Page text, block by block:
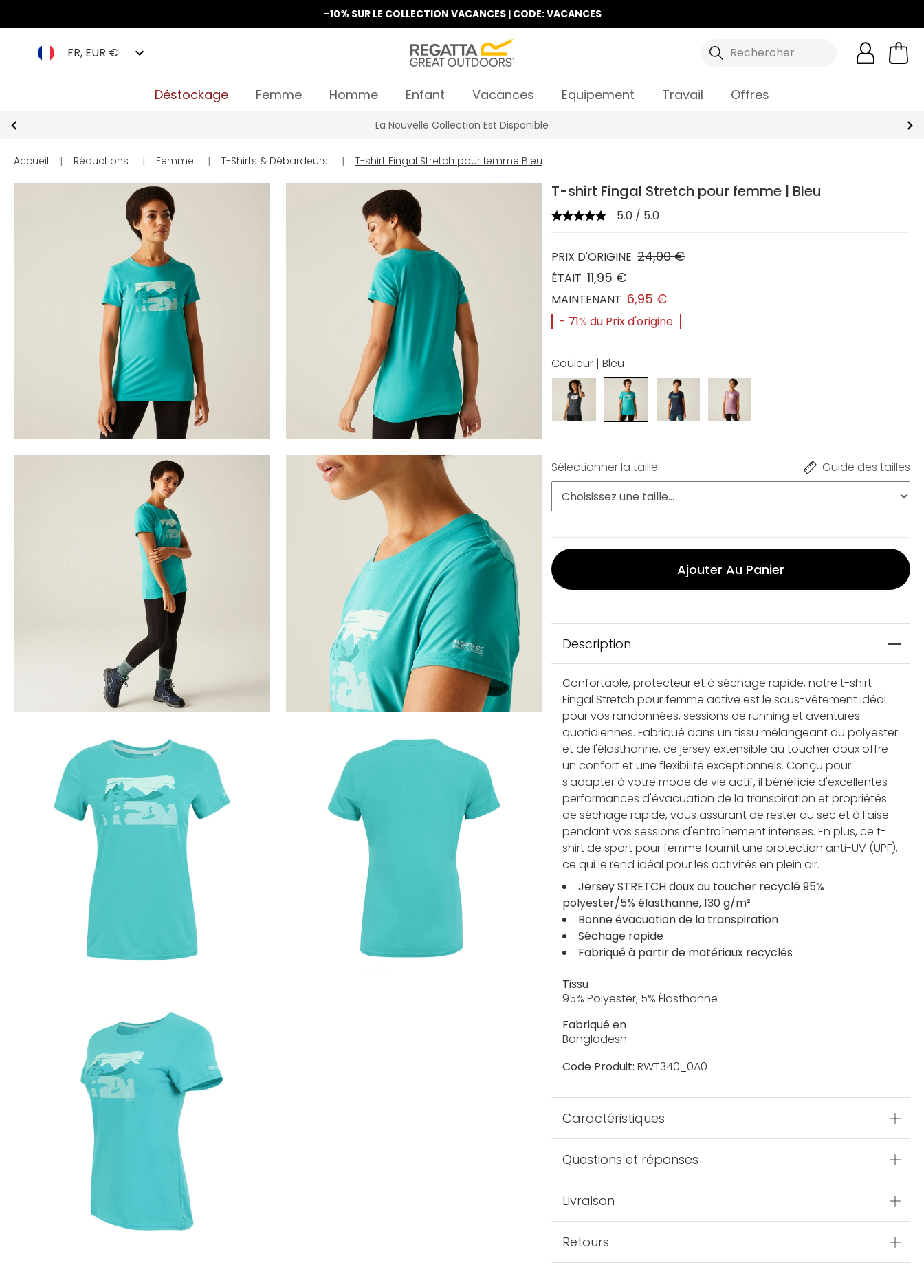
–10% SUR LE COLLECTION VACANCES | CODE: VACANCES
FR, EUR € Rechercher
Déstockage Femme Homme Enfant Vacances Equipement Travail Offres
La Nouvelle Collection Est Disponible
Accueil | Réductions | Femme | T-Shirts & Débardeurs | T-shirt Fingal Stretch pour femme Bleu
T-shirt Fingal Stretch pour femme | Bleu
5.0 / 5.0
PRIX D'ORIGINE 24,00 €
ÉTAIT 11,95 €
MAINTENANT 6,95 €
- 71% du Prix d'origine
Couleur | Bleu
Sélectionner la taille Guide des tailles
Ajouter Au Panier
Description
Confortable, protecteur et à séchage rapide, notre t-shirt
Fingal Stretch pour femme active est le sous-vêtement idéal
pour vos randonnées, sessions de running et aventures
quotidiennes. Fabriqué dans un tissu mélangeant du polyester
et de l'élasthanne, ce jersey extensible au toucher doux offre
un confort et une flexibilité exceptionnels. Conçu pour
s'adapter à votre mode de vie actif, il bénéficie d'excellentes
performances d'évacuation de la transpiration et propriétés
de séchage rapide, vous assurant de rester au sec et à l'aise
pendant vos sessions d'entraînement intenses. En plus, ce t-
shirt de sport pour femme fournit une protection anti-UV (UPF),
ce qui le rend idéal pour les activités en plein air.
Jersey STRETCH doux au toucher recyclé 95%
polyester/5% élasthanne, 130 g/m²
Bonne évacuation de la transpiration
Séchage rapide
Fabriqué à partir de matériaux recyclés
Tissu
95% Polyester; 5% Élasthanne
Fabriqué en
Bangladesh
Code Produit: RWT340_0A0
Caractéristiques
Questions et réponses
Livraison
Retours